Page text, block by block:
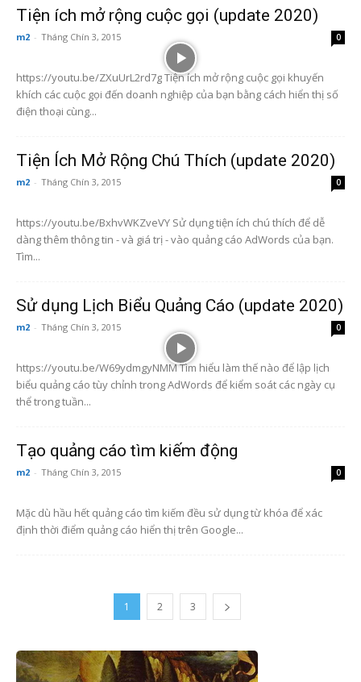
Tiện ích mở rộng cuộc gọi (update 2020)
m2 - Tháng Chín 3, 2015 0
https://youtu.be/ZXuUrL2rd7g Tiện ích mở rộng cuộc gọi khuyến
khích các cuộc gọi đến doanh nghiệp của bạn bằng cách hiển thị số
điện thoại cùng...
Tiện Ích Mở Rộng Chú Thích (update 2020)
m2 - Tháng Chín 3, 2015 0
https://youtu.be/BxhvWKZveVY Sử dụng tiện ích chú thích để dễ
dàng thêm thông tin - và giá trị - vào quảng cáo AdWords của bạn.
Tìm...
Sử dụng Lịch Biểu Quảng Cáo (update 2020)
m2 - Tháng Chín 3, 2015 0
https://youtu.be/W69ydmgyNMM Tìm hiểu làm thế nào để lập lịch
biểu quảng cáo tùy chỉnh trong AdWords để kiểm soát các ngày cụ
thể trong tuần...
Tạo quảng cáo tìm kiếm động
m2 - Tháng Chín 3, 2015 0
Mặc dù hầu hết quảng cáo tìm kiếm đều sử dụng từ khóa để xác
định thời điểm quảng cáo hiển thị trên Google...
1 2 3